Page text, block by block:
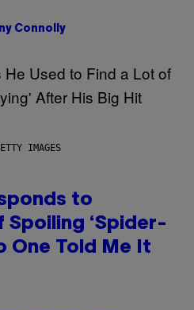
Connolly
IMAGES
to
‘Spider-
One Told Me It